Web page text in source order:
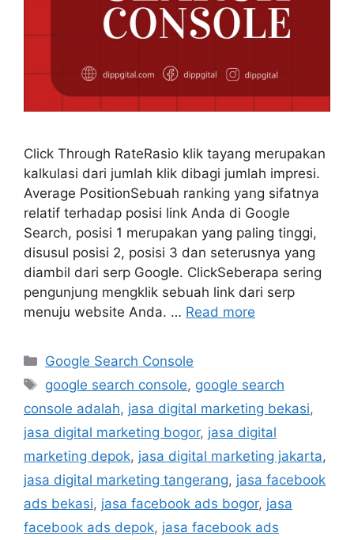
Click Through RateRasio klik tayang merupakan
kalkulasi dari jumlah klik dibagi jumlah impresi.
Average PositionSebuah ranking yang sifatnya
relatif terhadap posisi link Anda di Google
Search, posisi 1 merupakan yang paling tinggi,
disusul posisi 2, posisi 3 dan seterusnya yang
diambil dari serp Google. ClickSeberapa sering
pengunjung mengklik sebuah link dari serp
menuju website Anda. … Read more
Google Search Console
google search console, google search
console adalah, jasa digital marketing bekasi,
jasa digital marketing bogor, jasa digital
marketing depok, jasa digital marketing jakarta,
jasa digital marketing tangerang, jasa facebook
ads bekasi, jasa facebook ads bogor, jasa
facebook ads depok, jasa facebook ads